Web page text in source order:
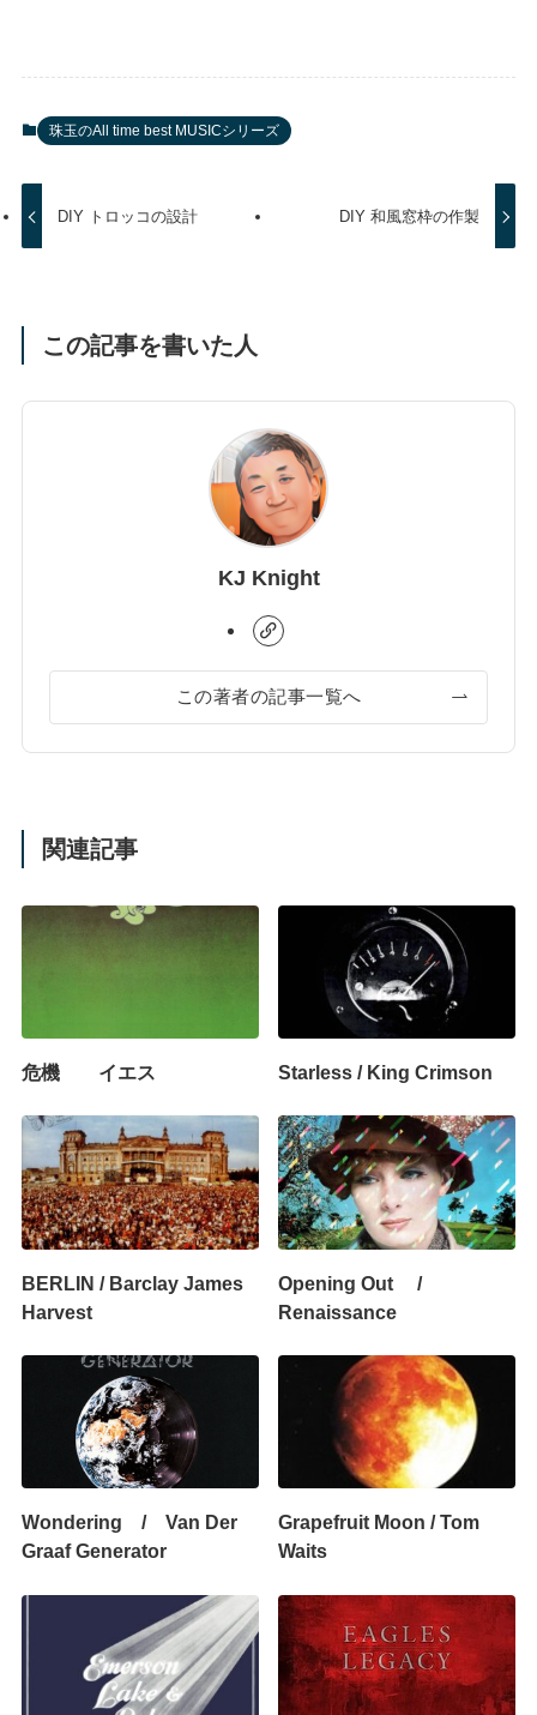
珠玉のAll time best MUSICシリーズ
DIY トロッコの設計 DIY 和風窓枠の作製
この記事を書いた人
KJ Knight
この著者の記事一覧へ
関連記事
危機 イエス Starless / King Crimson
BERLIN / Barclay James
Harvest
Opening Out /
Renaissance
Wondering / Van Der
Graaf Generator
Grapefruit Moon / Tom
Waits